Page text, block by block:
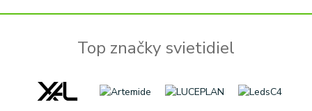
Top značky svietidiel